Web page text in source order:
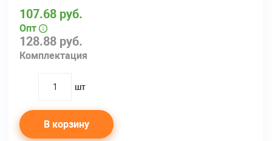
128.88 руб.
Комплектация
107.68 руб.
Опт
quantity
шт
В корзину